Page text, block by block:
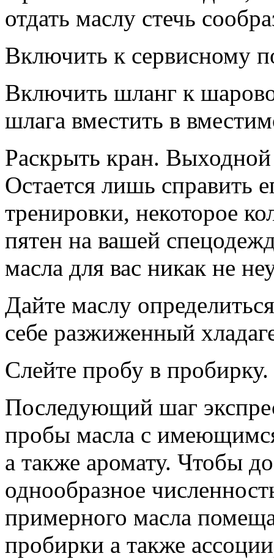
отдать маслу стечь
Включить к сервисному
Включить шланг к
шлага вместить в
Раскрыть кран.
Остается лишь справить
тренировки, некоторое
пятен на вашей
масла для вас никак не
Дайте маслу
себе разжиженный
Слейте пробу в пробирку.
Последующий шаг
пробы масла с
а также аромату. Чтобы
однообразное
примерного масла
пробирки а также